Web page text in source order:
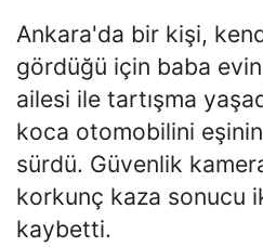
Ankara'da bir kişi,
gördüğü için baba
ailesi ile tartışma
koca otomobilini
sürdü. Güvenlik
korkunç kaza sonucu
kaybetti.